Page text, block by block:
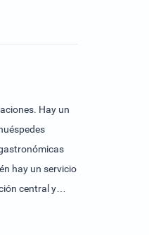
Hay un
hay un servicio
central y